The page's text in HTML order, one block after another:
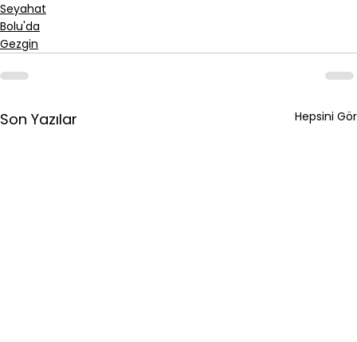
Seyahat
Bolu'da
Gezgin
Son Yazılar Hepsini Gör